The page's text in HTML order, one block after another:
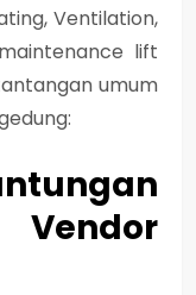
Ventilation,
lift
umum